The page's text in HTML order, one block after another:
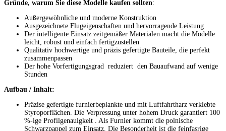
Gründe, warum Sie diese Modelle kaufen sollten:
Außergewöhnliche und moderne Konstruktion
Ausgezeichnete Flugeigenschaften und hervorragende Leistung
Der intelligente Einsatz zeitgemäßer Materialen macht die Modelle
leicht, robust und einfach fertigzustellen
Qualitativ hochwertige und präzis gefertigte Bauteile, die perfekt
zusammenpassen
Der hohe Vorfertigungsgrad reduziert den Bauaufwand auf wenige
Stunden
Aufbau / Inhalt:
Präzise gefertigte furnierbeplankte und mit Luftfahrtharz verklebte
Styroporflächen. Die Verpressung unter hohem Druck garantiert 100
%-ige Profilgenauigkeit . Als Furnier kommt die polnische
Schwarzpappel zum Einsatz. Die Besonderheit ist die feinfasrige